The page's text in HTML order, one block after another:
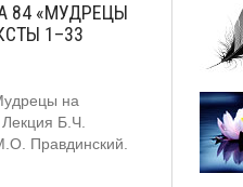
84 «МУДРЕЦЫ
1–33
на
Б.Ч.
Правдинский.